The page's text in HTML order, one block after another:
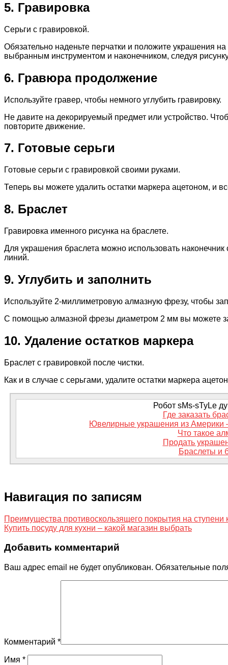
5. Гравировка
Серьги с гравировкой.
Обязательно наденьте перчатки и положите украшения
выбранным инструментом и наконечником, следуя
6. Гравюра продолжение
Используйте гравер, чтобы немного углубить гравировку.
Не давите на декорируемый предмет или устройство.
повторите движение.
7. Готовые серьги
Готовые серьги с гравировкой своими руками.
Теперь вы можете удалить остатки маркера ацетоном, и
8. Браслет
Гравировка именного рисунка на браслете.
Для украшения браслета можно использовать
линий.
9. Углубить и заполнить
Используйте 2-миллиметровую алмазную фрезу, чтобы
С помощью алмазной фрезы диаметром 2 мм вы можете
10. Удаление остатков маркера
Браслет с гравировкой после чистки.
Как и в случае с серьгами, удалите остатки маркера
Робот sMs-sTyLe
Где заказать
Ювелирные украшения из
Что такое
Продать
Браслеты и
Навигация по записям
Преимущества противоскользящего покрытия на ступени
Купить посуду для кухни – какой магазин выбрать
Добавить комментарий
Ваш адрес email не будет опубликован. Обязательные
Комментарий *
Имя *